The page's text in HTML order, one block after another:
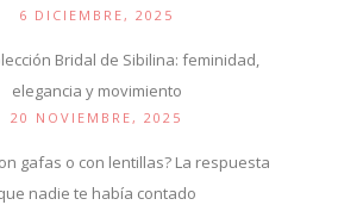
6 DICIEMBRE, 2025
Bridal de Sibilina: feminidad,
elegancia y movimiento
20 NOVIEMBRE, 2025
gafas o con lentillas? La respuesta
nadie te había contado